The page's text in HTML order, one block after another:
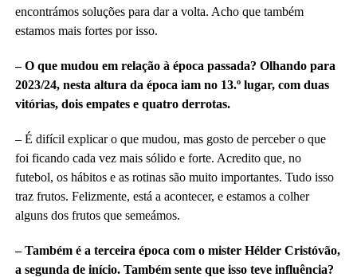
encontrámos soluções para dar a volta. Acho que também
estamos mais fortes por isso.
– O que mudou em relação à época passada? Olhando para
2023/24, nesta altura da época iam no 13.º lugar, com duas
vitórias, dois empates e quatro derrotas.
– É difícil explicar o que mudou, mas gosto de perceber o que
foi ficando cada vez mais sólido e forte. Acredito que, no
futebol, os hábitos e as rotinas são muito importantes. Tudo isso
traz frutos. Felizmente, está a acontecer, e estamos a colher
alguns dos frutos que semeámos.
– Também é a terceira época com o mister Hélder Cristóvão,
a segunda de início. Também sente que isso teve influência?